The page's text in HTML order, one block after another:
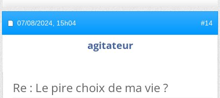
07/08/2024, 15h04 #14
agitateur
Re : Le pire choix de ma vie ?